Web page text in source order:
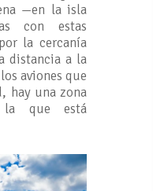
—en la isla
con estas
la cercanía
distancia a la
aviones que
hay una zona
la que está